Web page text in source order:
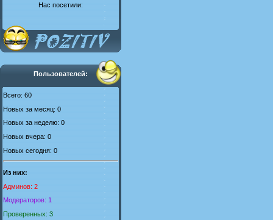
Нас посетили:
Пользователей:
Всего: 60
Новых за месяц: 0
Новых за неделю: 0
Новых вчера: 0
Новых сегодня: 0
Из них:
Админов: 2
Модераторов: 1
Проверенных: 3